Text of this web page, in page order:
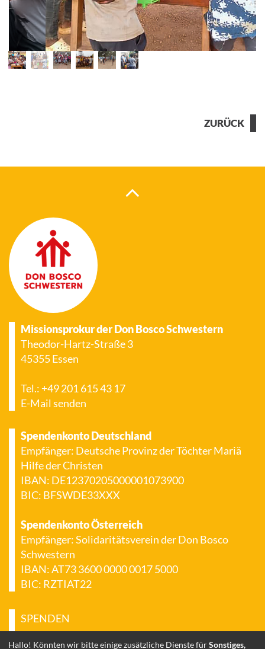
ZURÜCK
Missionsprokur der Don Bosco Schwestern
Theodor-Hartz-Straße 3
45355 Essen
Tel.: +49 201 615 43 17
E-Mail senden
Spendenkonto Deutschland
Empfänger: Deutsche Provinz der Töchter Mariä
Hilfe der Christen
IBAN: DE12370205000001073900
BIC: BFSWDE33XXX
Spendenkonto Österreich
Empfänger: Solidaritätsverein der Don Bosco
Schwestern
IBAN: AT73 3600 0000 0017 5000
BIC: RZTIAT22
SPENDEN
IMPRESSUM
Hallo! Könnten wir bitte einige zusätzliche Dienste fürSonstiges,